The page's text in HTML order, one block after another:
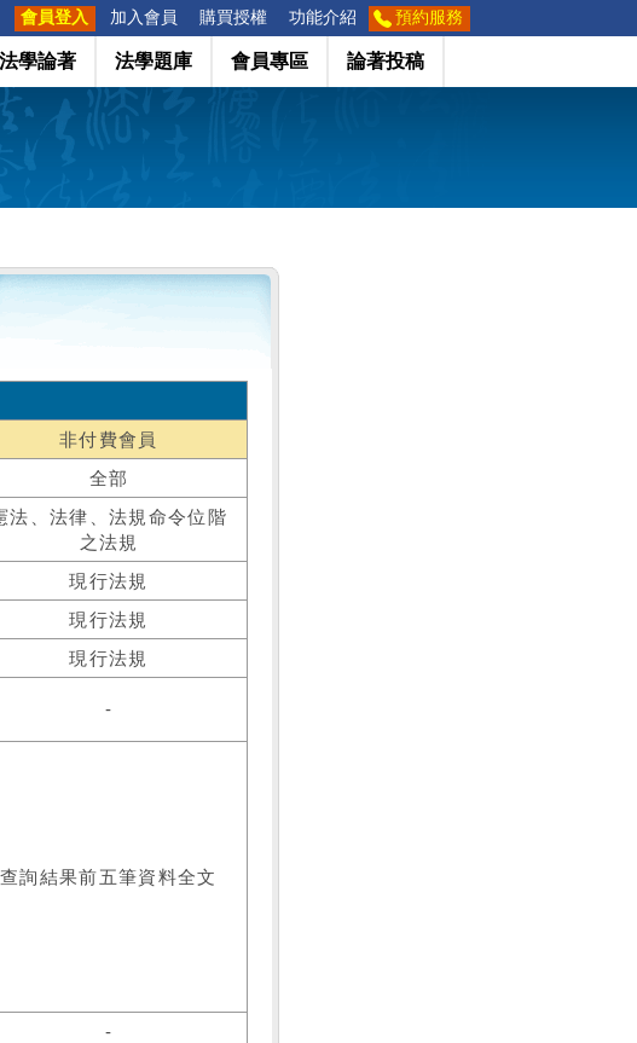
會員登入 加入會員 購買授權 功能介紹 預約服務
法學論著 法學題庫 會員專區 論著投稿
非付費會員
全部
法、法律、法規命令位階
之法規
現行法規
現行法規
現行法規
-
查詢結果前五筆資料全文
-